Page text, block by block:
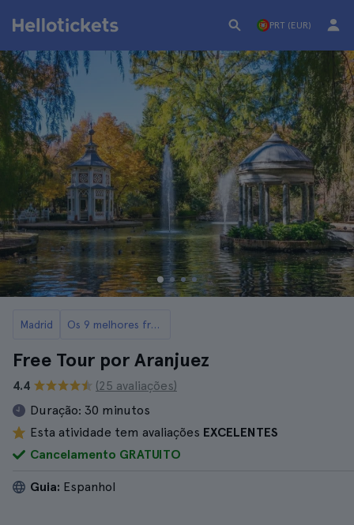
PRT (EUR)
Madrid Os 9 melhores free tours em Madrid
Free Tour por Aranjuez
4.4
(25 avaliações)
Duração: 30 minutos
Esta atividade tem avaliações EXCELENTES
Cancelamento GRATUITO
Guia: Espanhol